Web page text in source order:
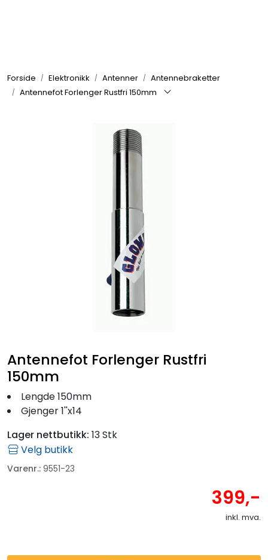
Forside Elektronikk Antenner
Antennebraketter
Antennefot Forlenger Rustfri 150mm
Antennefot Forlenger Rustfri
150mm
Lengde 150mm
Gjenger 1''x14
Lager nettbutikk: 13 Stk
Velg butikk
Varenr.: 9551-23
399,-
inkl. mva.
Elektrisk
Seil
Outlet
Kampanje